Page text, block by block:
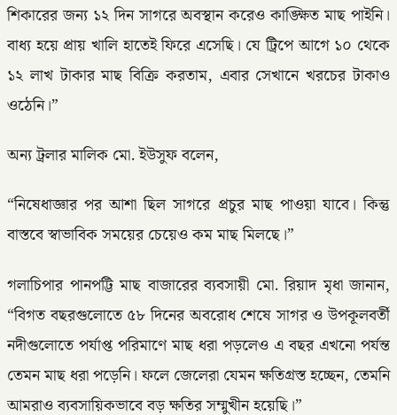
শিকারের জন্য ১২ দিন সাগরে অবস্থান করেও কাঙ্ক্ষিত মাছ পাইনি।
বাধ্য হয়ে প্রায় খালি হাতেই ফিরে এসেছি। যে ট্রিপে আগে ১০ থেকে
১২ লাখ টাকার মাছ বিক্রি করতাম, এবার সেখানে খরচের টাকাও
ওঠেনি।”
অন্য ট্রলার মালিক মো. ইউসুফ বলেন,
“নিষেধাজ্ঞার পর আশা ছিল সাগরে প্রচুর মাছ পাওয়া যাবে। কিন্তু
বাস্তবে স্বাভাবিক সময়ের চেয়েও কম মাছ মিলছে।”
গলাচিপার পানপট্টি মাছ বাজারের ব্যবসায়ী মো. রিয়াদ মৃধা জানান,
“বিগত বছরগুলোতে ৫৮ দিনের অবরোধ শেষে সাগর ও উপকূলবর্তী
নদীগুলোতে পর্যাপ্ত পরিমাণে মাছ ধরা পড়লেও এ বছর এখনো পর্যন্ত
তেমন মাছ ধরা পড়েনি। ফলে জেলেরা যেমন ক্ষতিগ্রস্ত হচ্ছেন, তেমনি
আমরাও ব্যবসায়িকভাবে বড় ক্ষতির সম্মুখীন হয়েছি।”